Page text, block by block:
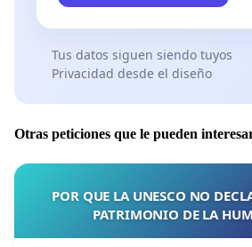
Tus datos siguen siendo tuyos
Privacidad desde el diseño
Otras peticiones que le pueden
POR QUE LA UNESCO NO
PATRIMONIO DE LA